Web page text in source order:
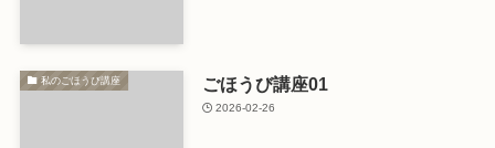
私のごほうび講座 ごほうび講座01
2026-02-26